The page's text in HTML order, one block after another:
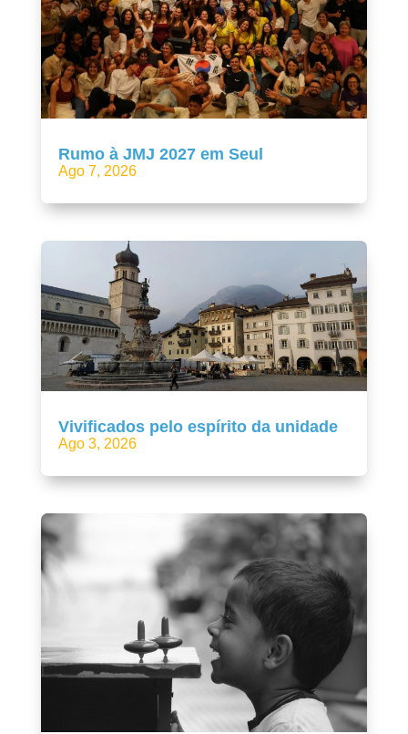
Rumo à JMJ 2027 em Seul
Ago 7, 2026
Vivificados pelo espírito da unidade
Ago 3, 2026